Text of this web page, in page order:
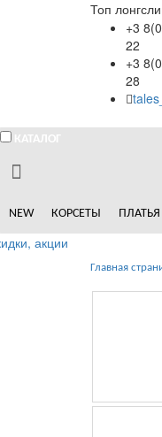
Топ
+3
22
+3
28
КАТАЛОГ
NEW КОРСЕТЫ ПЛАТЬЯ
акции
Главная